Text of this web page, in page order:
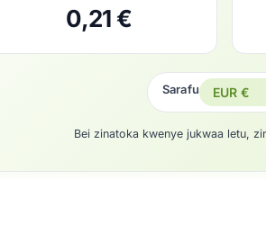
0,21 €
Sarafu
Bei zinatoka kwenye jukwaa letu,